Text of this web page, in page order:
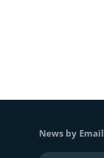
News by Email